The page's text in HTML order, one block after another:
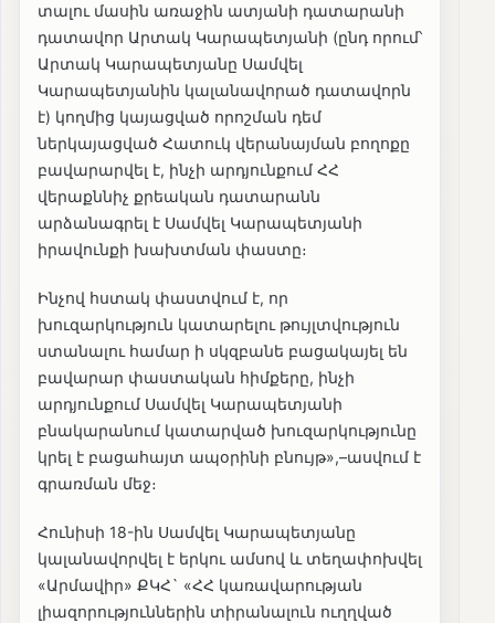
տալու մասին առաջին ատյանի դատարանի
դատավոր Արտակ Կարապետյանի (ընդ որում՝
Արտակ Կարապետյանը Սամվել
Կարապետյանին կալանավորած դատավորն
է) կողմից կայացված որոշման դեմ
ներկայացված Հատուկ վերանայման բողոքը
բավարարվել է, ինչի արդյունքում ՀՀ
վերաքննիչ քրեական դատարանն
արձանագրել է Սամվել Կարապետյանի
իրավունքի խախտման փաստը։
Ինչով հստակ փաստվում է, որ
խուզարկություն կատարելու թույլտվություն
ստանալու համար ի սկզբանե բացակայել են
բավարար փաստական հիմքերը, ինչի
արդյունքում Սամվել Կարապետյանի
բնակարանում կատարված խուզարկությունը
կրել է բացահայտ ապօրինի բնույթ»,–ասվում է
գրառման մեջ։
Հունիսի 18-ին Սամվել Կարապետյանը
կալանավորվել է երկու ամսով և տեղափոխվել
«Արմավիր» ՔԿՀ` «ՀՀ կառավարության
լիազորություններին տիրանալnւն ուղղված